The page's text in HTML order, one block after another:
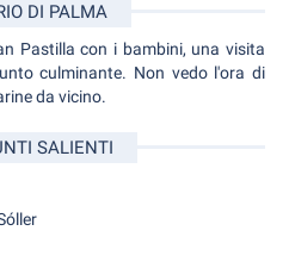
DI PALMA
Pastilla con i bambini, una visita
culminante. Non vedo l'ora di
da vicino.
SALIENTI